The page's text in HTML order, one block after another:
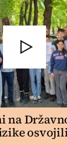
na